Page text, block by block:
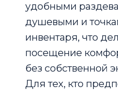
удобными
душевыми и
инвентаря, что
посещение
без собственной
Для тех, кто